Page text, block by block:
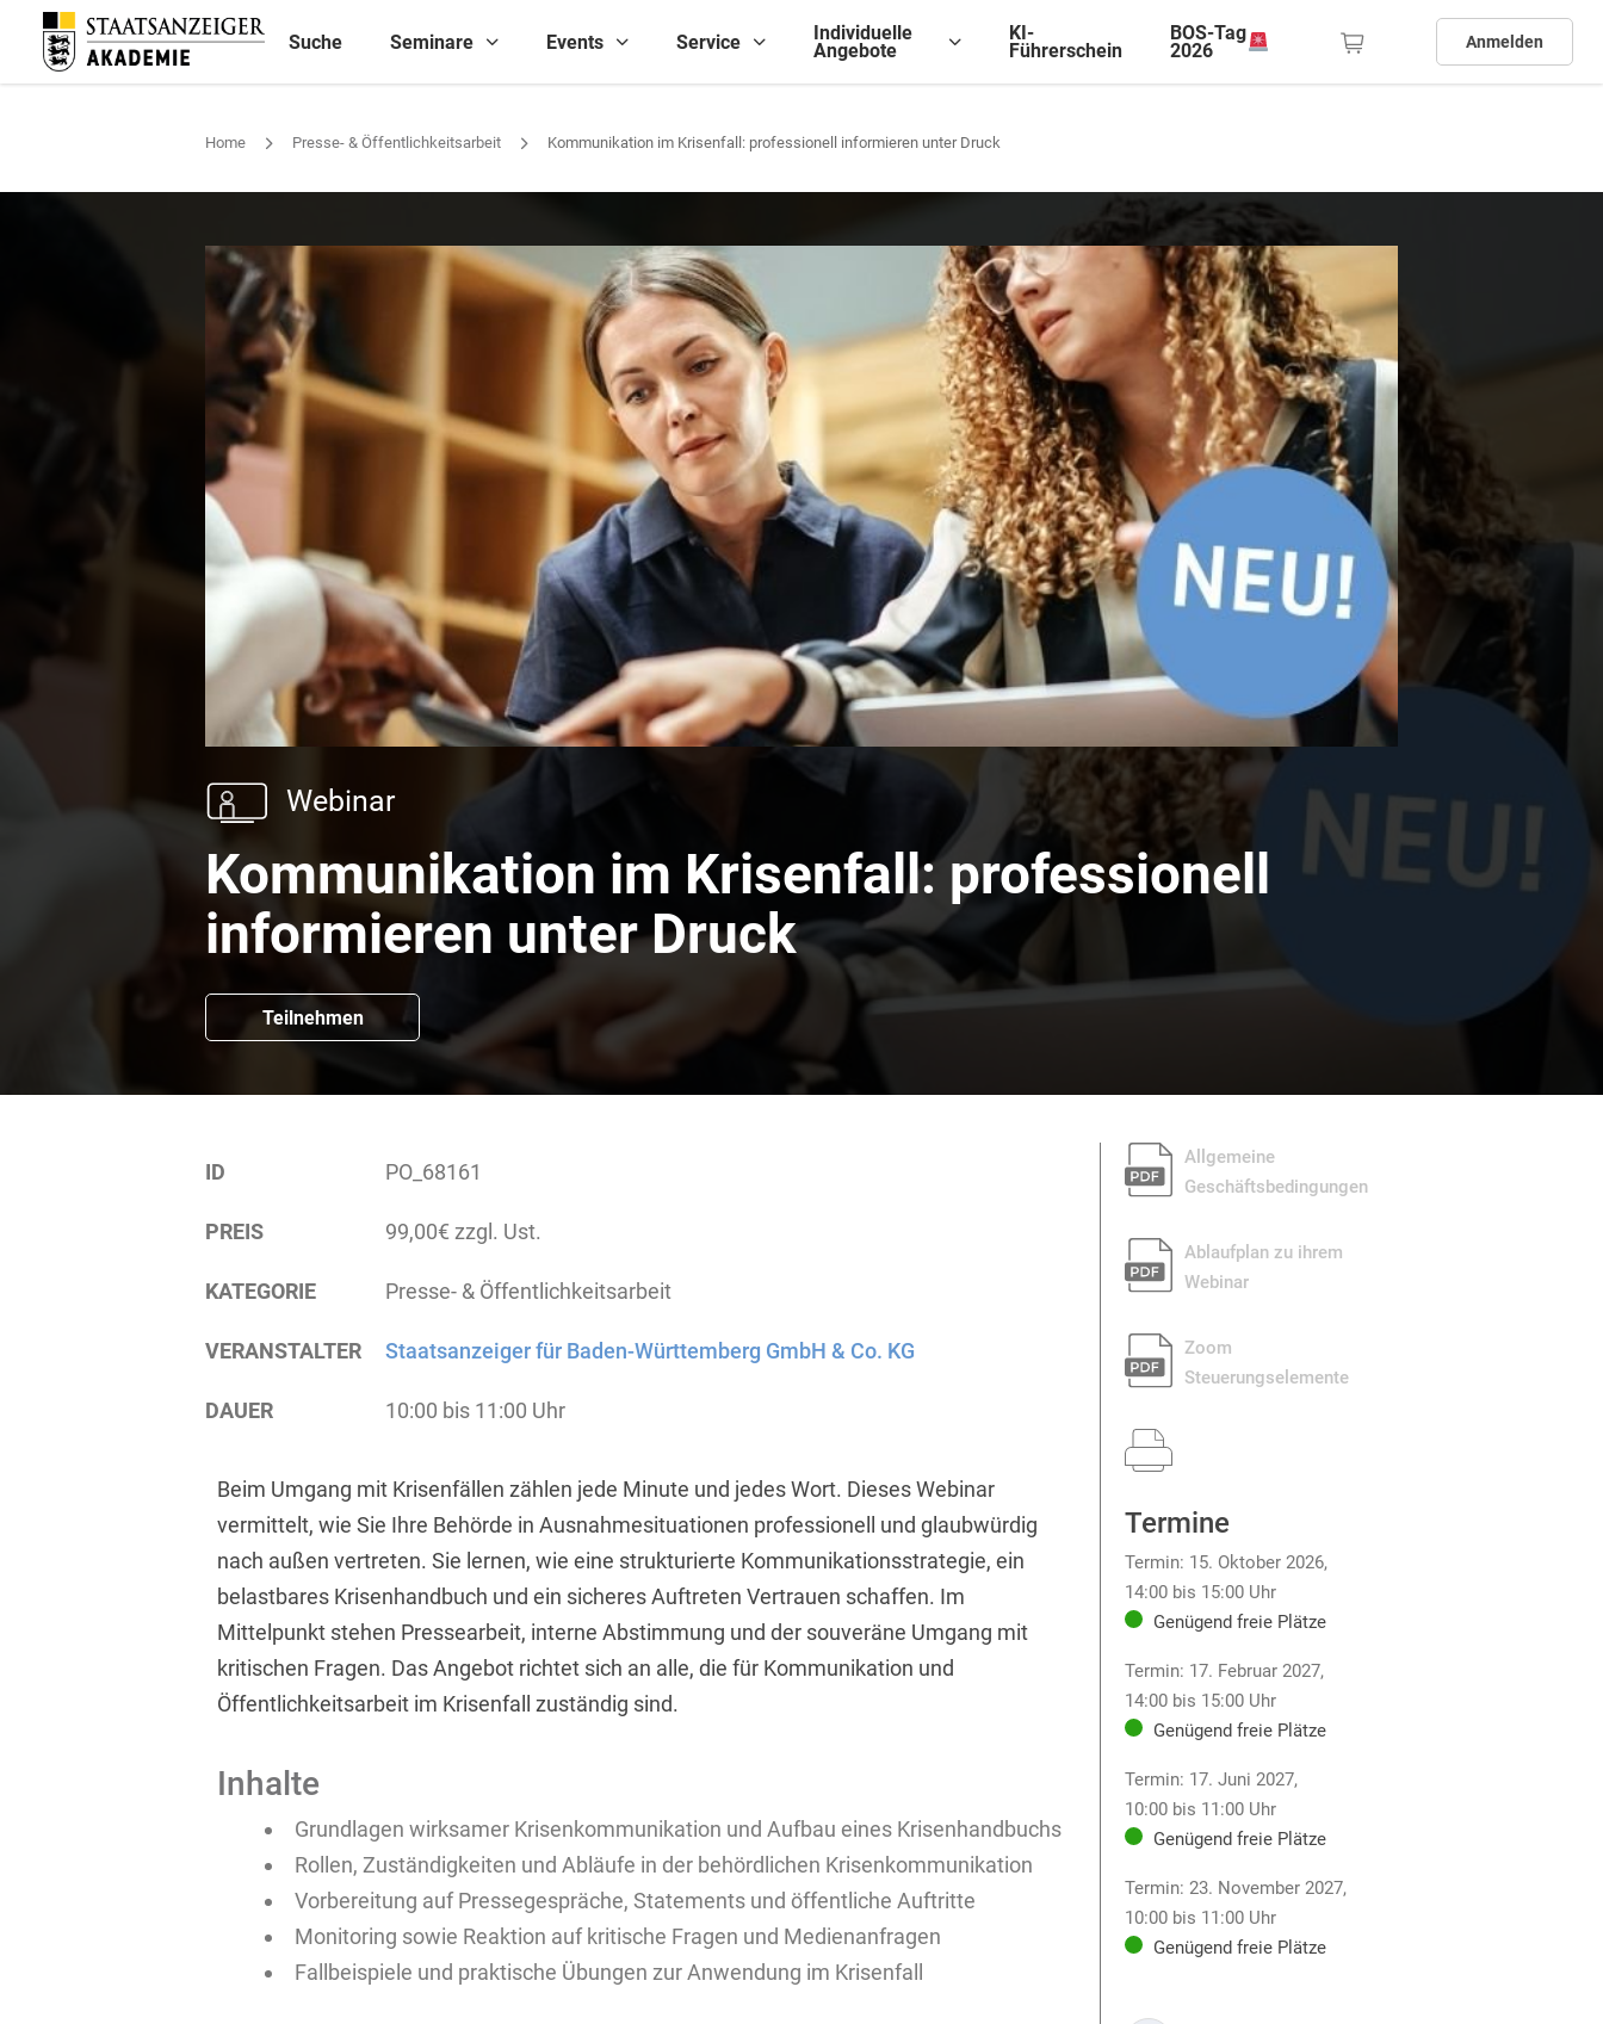
Suche Seminare Events Service Individuelle
Angebote
KI-
Führerschein
BOS-Tag
2026 Anmelden
Home Presse- & Öffentlichkeitsarbeit Kommunikation im Krisenfall: professionell informieren unter Druck
Webinar
Kommunikation im Krisenfall: professionell
informieren unter Druck
Teilnehmen
ID PO_68161
PREIS 99,00€ zzgl. Ust.
KATEGORIE Presse- & Öffentlichkeitsarbeit
VERANSTALTER Staatsanzeiger für Baden-Württemberg GmbH & Co. KG
DAUER 10:00 bis 11:00 Uhr
Beim Umgang mit Krisenfällen zählen jede Minute und jedes Wort. Dieses Webinar
vermittelt, wie Sie Ihre Behörde in Ausnahmesituationen professionell und glaubwürdig
nach außen vertreten. Sie lernen, wie eine strukturierte Kommunikationsstrategie, ein
belastbares Krisenhandbuch und ein sicheres Auftreten Vertrauen schaffen. Im
Mittelpunkt stehen Pressearbeit, interne Abstimmung und der souveräne Umgang mit
kritischen Fragen. Das Angebot richtet sich an alle, die für Kommunikation und
Öffentlichkeitsarbeit im Krisenfall zuständig sind.
Inhalte
Grundlagen wirksamer Krisenkommunikation und Aufbau eines Krisenhandbuchs
Rollen, Zuständigkeiten und Abläufe in der behördlichen Krisenkommunikation
Vorbereitung auf Pressegespräche, Statements und öffentliche Auftritte
Monitoring sowie Reaktion auf kritische Fragen und Medienanfragen
Fallbeispiele und praktische Übungen zur Anwendung im Krisenfall
Allgemeine
Geschäftsbedingungen
Ablaufplan zu ihrem
Webinar
Zoom
Steuerungselemente
Termine
Termin: 15. Oktober 2026,
14:00 bis 15:00 Uhr
Genügend freie Plätze
Termin: 17. Februar 2027,
14:00 bis 15:00 Uhr
Genügend freie Plätze
Termin: 17. Juni 2027,
10:00 bis 11:00 Uhr
Genügend freie Plätze
Termin: 23. November 2027,
10:00 bis 11:00 Uhr
Genügend freie Plätze